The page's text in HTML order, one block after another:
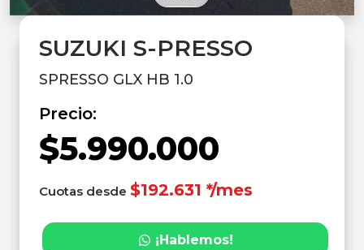
SUZUKI S-PRESSO
SPRESSO GLX HB 1.0
Precio:
$5.990.000
Cuotas desde $192.631 */mes
¡Hablemos!